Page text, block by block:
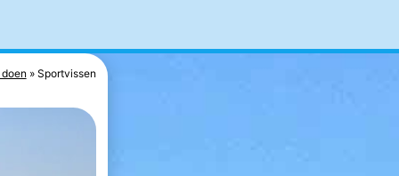
Sportvissen